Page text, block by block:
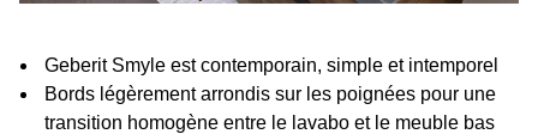
Geberit Smyle est contemporain, simple et intemporel
Bords légèrement arrondis sur les poignées pour une
transition homogène entre le lavabo et le meuble bas